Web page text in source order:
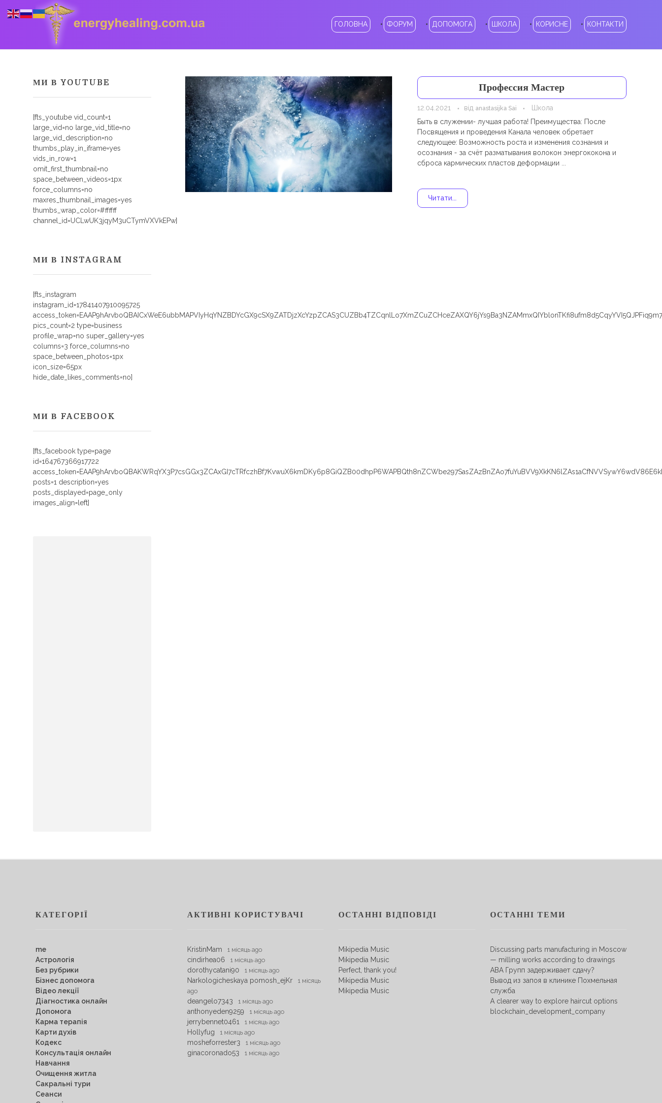
Energyhealing
Анастасія медіум,контактер,щоденник медіума,Майстер,цілительство,карма терапія,консультація онлайн,астрологія
ГОЛОВНА ФОРУМ ДОПОМОГА ШКОЛА КОРИСНЕ КОНТАКТИ
Профессия Мастер
12.04.2021 від anastasijka Sai
Школа
Быть в служении- лучшая работа! Преимущества: После
Посвящения и проведения Канала человек обретает
следующее: Возможность роста и изменения сознания и
осознания - за счёт разматывания волокон энергококона и
сброса кармических пластов деформации ...
Читати...
МИ В YOUTUBE
[fts_youtube vid_count=1
large_vid=no large_vid_title=no
large_vid_description=no
thumbs_play_in_iframe=yes
vids_in_row=1
omit_first_thumbnail=no
space_between_videos=1px
force_columns=no
maxres_thumbnail_images=yes
thumbs_wrap_color=#ffffff
channel_id=UCLwUK3jqyM3uCTymVXVkEPw]
МИ В INSTAGRAM
[fts_instagram
instagram_id=17841407910095725
pics_count=2 type=business
profile_wrap=no super_gallery=yes
columns=3 force_columns=no
space_between_photos=1px
icon_size=65px
hide_date_likes_comments=no]
МИ В FACEBOOK
[fts_facebook type=page
id=164767366917722
posts=1 description=yes
posts_displayed=page_only
images_align=left]
КАТЕГОРІЇ
me
Астрологія
Без рубрики
Бізнес допомога
Відео лекції
Діагностика онлайн
Допомога
Карма терапія
Карти духів
Кодекс
Консультація онлайн
Навчання
Очищення житла
Сакральні тури
Сеанси
АКТИВНІ КОРИСТУВАЧІ
KristinMam 1 місяць ago
cindirhea06 1 місяць ago
dorothycatani90 1 місяць ago
Narkologicheskaya pomosh_ejKr
1 місяць
ago
deangelo7343 1 місяць ago
anthonyeden9259 1 місяць ago
jerrybennet0461 1 місяць ago
Hollyfug 1 місяць ago
mosheforrester3 1 місяць ago
ginacoronado53 1 місяць ago
ОСТАННІ ВІДПОВІДІ
Mikipedia Music
Mikipedia Music
Perfect, thank you!
Mikipedia Music
Mikipedia Music
ОСТАННІ ТЕМИ
Discussing parts manufacturing in Moscow
— milling works according to drawings
АВА Групп задерживает сдачу?
Вывод из запоя в клинике Похмельная
служба
A clearer way to explore haircut options
blockchain_development_company